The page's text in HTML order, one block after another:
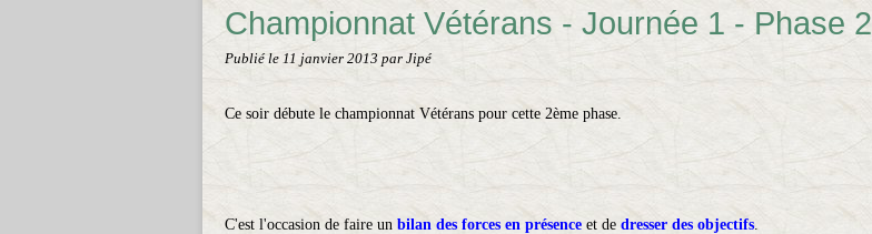
Championnat Vétérans - Journée 1 - Phase 2
Publié le 11 janvier 2013 par Jipé
Ce soir débute le championnat Vétérans pour cette 2ème phase.
C'est l'occasion de faire un bilan des forces en présence et de dresser des objectifs.